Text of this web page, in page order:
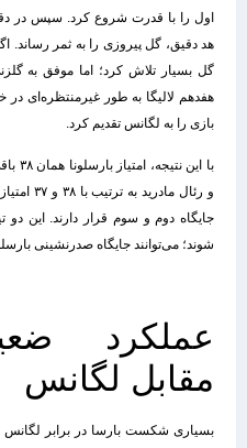
اول را با قدرت شروع کرد. سپس در
هد دقیق، گل پیروزی را به ثمر رساند.
گل بسیار تلاش کرد؛ اما موفق به
هفدهم لالیگا به طور غیرمنتظره‌ای در
بازی را به لگانس تقدیم کرد.
با این
و رئال مادرید
جایگاه دوم و سوم قرار دارند. این دو
شوند؛ می‌توانند جایگاه صدرنشینی
عملکرد
مقابل لگانس
بسیاری شکست بارسا در برابر لگانس را